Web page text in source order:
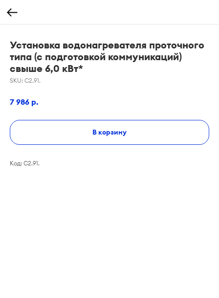
Установка водонагревателя проточного
типа (с подготовкой коммуникаций)
свыше 6,0 кВт*
SKU: С2.91.
7 986 р.
В корзину
Код: С2.91.